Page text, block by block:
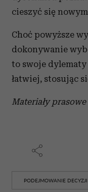
cieszyć się
Choć powyższe
dokonywanie
to swoje
łatwiej, stosując
Materiały prasowe
PODEJMOWANIE DECYZJI